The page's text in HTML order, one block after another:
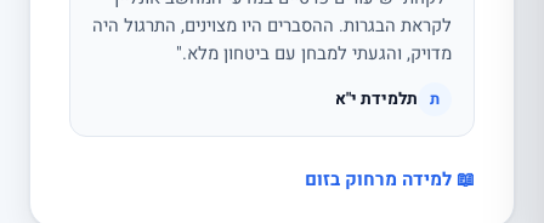
לקראת הבגרות. ההסברים היו מצוינים, התרגול היה
מדויק, והגעתי למבחן עם ביטחון מלא."
ת תלמידת י"א
📖 למידה מרחוק בזום